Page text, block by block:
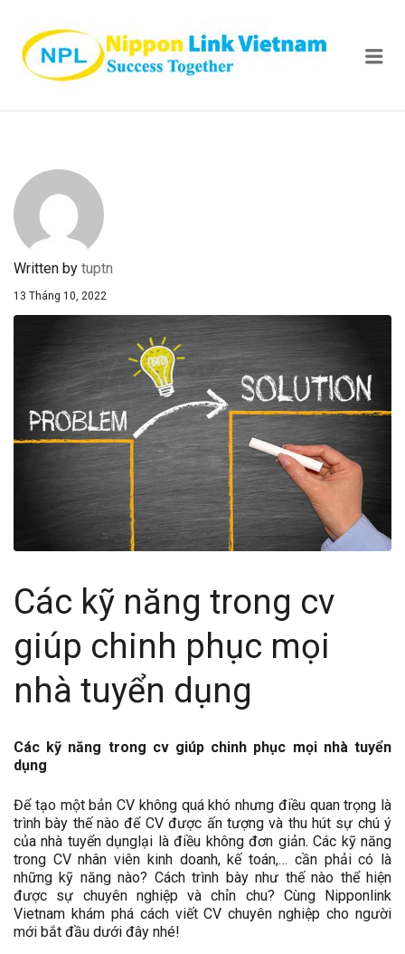
Written by tuptn
13 Tháng 10, 2022
Các kỹ năng trong cv
giúp chinh phục mọi
nhà tuyển dụng
Các kỹ năng trong cv giúp chinh phục mọi nhà tuyển
dụng
Để tạo một bản CV không quá khó nhưng điều quan trọng là
trình bày thế nào để CV được ấn tượng và thu hút sự chú ý
của nhà tuyển dụnglại là điều không đơn giản. Các kỹ năng
trong CV nhân viên kinh doanh, kế toán,… cần phải có là
những kỹ năng nào? Cách trình bày như thế nào thể hiện
được sự chuyên nghiệp và chỉn chu? Cùng Nipponlink
Vietnam khám phá cách viết CV chuyên nghiệp cho người
mới bắt đầu dưới đây nhé!